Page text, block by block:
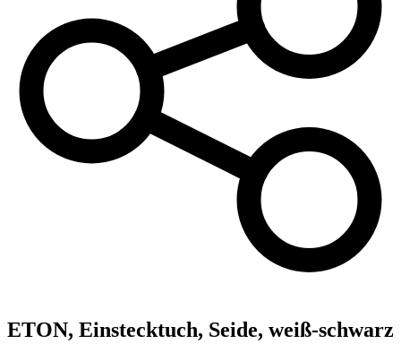
ETON, Einstecktuch, Seide, weiß-schwarz